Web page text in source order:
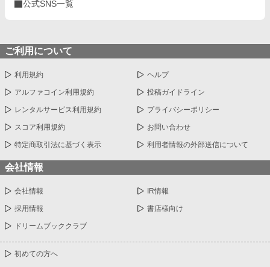
公式SNS一覧
ご利用について
利用規約 ヘルプ
アルファコイン利用規約 投稿ガイドライン
レンタルサービス利用規約 プライバシーポリシー
スコア利用規約 お問い合わせ
特定商取引法に基づく表示 利用者情報の外部送信について
会社情報
会社情報 IR情報
採用情報 書店様向け
ドリームブッククラブ
初めての方へ